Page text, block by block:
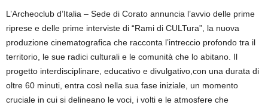
L’Archeoclub d’Italia – Sede di Corato annuncia l’avvio delle prime
riprese e delle prime interviste di “Rami di CULTura” , la nuova
produzione cinematografica che racconta l’intreccio profondo tra il
territorio le sue radici culturali e le comunità che lo abitano. Il
progetto interdisciplinare , educativo e divulgativo, con una durata di
oltre 60 minuti, entra così nella sua fase iniziale, un momento
cruciale in cui si delineano le voci, i volti e le atmosfere che